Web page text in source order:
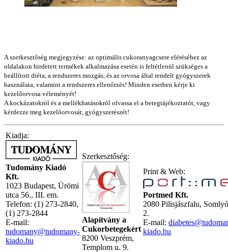
A szerkesztőség megjegyzése: az optimális cukoranyagcsere eléréséhez az
oldalakon hirdetett termékek alkalmazása esetén is feltétlenül szükséges a
beállított diéta, a rendszeres mozgás, és az orvosa által rendelt gyógyszerek
használata, valamint a rendszeres ellenőrzés! Minden esetben kérje ki
kezelőorvosa véleményét!
A kockázatokról és a mellékhatásokról olvassa el a betegtájékoztatót, vagy
kérdezze meg kezelőorvosát, gyógyszerészét!
Kiadja:
Tudomány Kiadó
Kft.
1023 Budapest, Ürömi
utca 56., III. em.
Telefon: (1) 273-2840,
(1) 273-2844
E-mail:
tudomany@tudomany-
kiado.hu
Szerkesztőség:
Alapítvány a
Cukorbetegekért
8200 Veszprém,
Templom u. 9.
Print & Web:
Portmed Kft.
2080 Pilisjászfalu,
2.
E-mail:
kiado.hu